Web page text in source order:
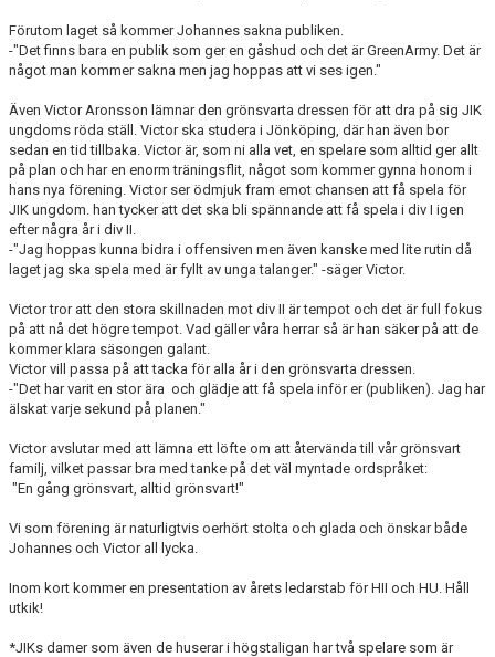
Förutom laget så kommer Johannes sakna publiken.
-"Det finns bara en publik som ger en gåshud och det är GreenArmy. Det är
något man kommer sakna men jag hoppas att vi ses igen."
Även Victor Aronsson lämnar den grönsvarta dressen för att dra på sig JIK
ungdoms röda ställ. Victor ska studera i Jönköping, där han även bor
sedan en tid tillbaka. Victor är, som ni alla vet, en spelare som alltid ger allt
på plan och har en enorm träningsflit, något som kommer gynna honom i
hans nya förening. Victor ser ödmjuk fram emot chansen att få spela för
JIK ungdom. han tycker att det ska bli spännande att få spela i div I igen
efter några år i div II.
-"Jag hoppas kunna bidra i offensiven men även kanske med lite rutin då
laget jag ska spela med är fyllt av unga talanger." -säger Victor.
Victor tror att den stora skillnaden mot div II är tempot och det är full fokus
på att nå det högre tempot. Vad gäller våra herrar så är han säker på att de
kommer klara säsongen galant.
Victor vill passa på att tacka för alla år i den grönsvarta dressen.
-"Det har varit en stor ära och glädje att få spela inför er (publiken). Jag har
älskat varje sekund på planen."
Victor avslutar med att lämna ett löfte om att återvända till vår grönsvart
familj, vilket passar bra med tanke på det väl myntade ordspråket:
"En gång grönsvart, alltid grönsvart!"
Vi som förening är naturligtvis oerhört stolta och glada och önskar både
Johannes och Victor all lycka.
Inom kort kommer en presentation av årets ledarstab för HII och HU. Håll
utkik!
*JIKs damer som även de huserar i högstaligan har två spelare som är